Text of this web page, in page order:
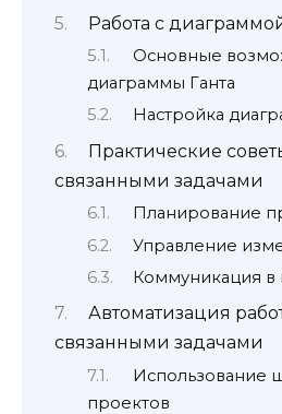
Работа с
Основные
диаграммы Ганта
Настройка
Практические
связанными задачами
Планирование
Управление
Коммуникация в
Автоматизация
связанными задачами
Использование
проектов